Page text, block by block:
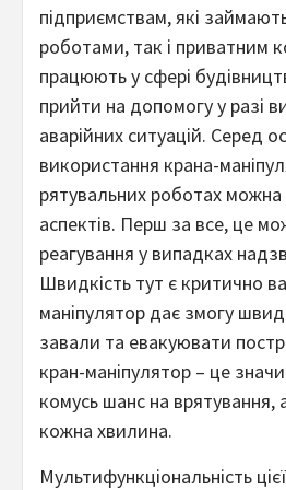
підприємствам, які
роботами, так і приватним
працюють у сфері
прийти на допомогу у разі
аварійних ситуацій. Серед
використання крана-
рятувальних роботах можна
аспектів. Перш за все, це
реагування у випадках
Швидкість тут є критично
маніпулятор дає змогу
завали та евакуювати
кран-маніпулятор – це
комусь шанс на
кожна хвилина.
Мультифункціональність